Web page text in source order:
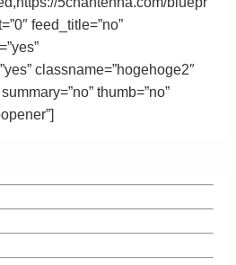
feed_title=”no”
classname=”hogehoge2″
thumb=”no”
]